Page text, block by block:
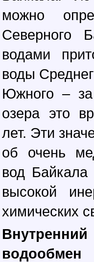
можно
Северного
водами
воды
Южного –
озера это
лет. Эти
об очень
вод
высокой
химических
водообмен